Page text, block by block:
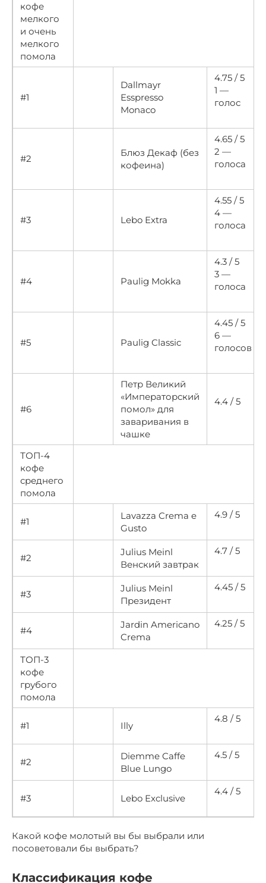
кофе
мелкого
и очень
мелкого
помола
#1
Dallmayr
Esspresso
Monaco
4.75 / 5
1 —
голос
#2
Блюз Декаф (без
кофеина)
4.65 / 5
2 —
голоса
#3 Lebo Extra
4.55 / 5
4 —
голоса
#4 Paulig Mokka
4.3 / 5
3 —
голоса
#5 Paulig Classic
4.45 / 5
6 —
голосов
#6
Петр Великий
«Императорский
помол» для
заваривания в
чашке
4.4 / 5
ТОП-4
кофе
среднего
помола
#1
Lavazza Crema e
Gusto
4.9 / 5
#2
Julius Meinl
Венский завтрак
4.7 / 5
#3
Julius Meinl
Президент
4.45 / 5
#4
Jardin Americano
Crema
4.25 / 5
ТОП-3
кофе
грубого
помола
#1 Illy
4.8 / 5
#2
Diemme Caffe
Blue Lungo
4.5 / 5
#3 Lebo Exclusive
4.4 / 5
Какой кофе молотый вы бы выбрали или
посоветовали бы выбрать?
Классификация кофе